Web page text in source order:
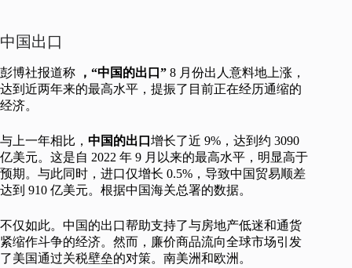
中国出口
彭博社报道称 ，“中国的出口” 8 月份出人意料地上涨，
达到近两年来的最高水平，提振了目前正在经历通缩的
经济。
与上一年相比， 中国的出口 增长了近 9%，达到约 3090
亿美元。这是自 2022 年 9 月以来的最高水平，明显高于
预期。与此同时，进口仅增长 0.5%，导致中国贸易顺差
达到 910 亿美元。根据中国海关总署的数据。
不仅如此。中国的出口帮助支持了与房地产低迷和通货
紧缩作斗争的经济。然而，廉价商品流向全球市场引发
了美国通过关税壁垒的对策。南美洲和欧洲。